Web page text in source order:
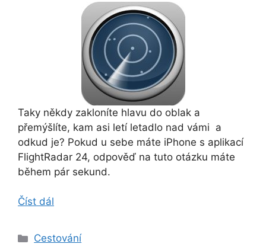
Taky někdy zakloníte hlavu do oblak a
přemýšlíte, kam asi letí letadlo nad vámi a
odkud je? Pokud u sebe máte iPhone s aplikací
FlightRadar 24, odpověď na tuto otázku máte
během pár sekund.
Číst dál
Rubriky
Cestování